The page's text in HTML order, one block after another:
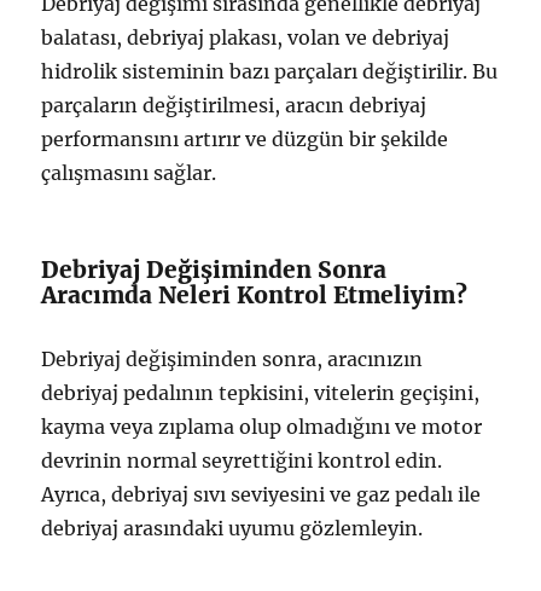
balatası, debriyaj plakası, volan ve debriyaj
hidrolik sisteminin bazı parçaları değiştirilir. Bu
parçaların değiştirilmesi, aracın debriyaj
performansını artırır ve düzgün bir şekilde
çalışmasını sağlar.
Debriyaj Değişiminden Sonra
Aracımda Neleri Kontrol Etmeliyim?
Debriyaj değişiminden sonra, aracınızın
debriyaj pedalının tepkisini, vitelerin geçişini,
kayma veya zıplama olup olmadığını ve motor
devrinin normal seyrettiğini kontrol edin.
Ayrıca, debriyaj sıvı seviyesini ve gaz pedalı ile
debriyaj arasındaki uyumu gözlemleyin.